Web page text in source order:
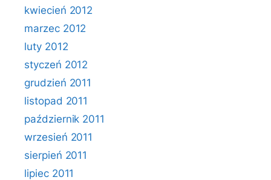
kwiecień 2012
marzec 2012
luty 2012
styczeń 2012
grudzień 2011
listopad 2011
październik 2011
wrzesień 2011
sierpień 2011
lipiec 2011